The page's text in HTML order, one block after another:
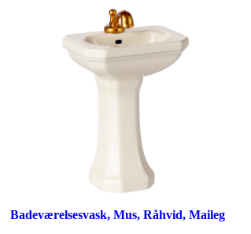
Badeværelsesvask, Mus, Råhvid, Maileg